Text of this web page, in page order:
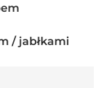
Zobacz menu
/ jabłkami